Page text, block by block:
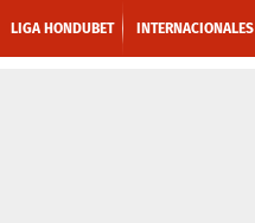
LIGA HONDUBET INTERNACIONALES